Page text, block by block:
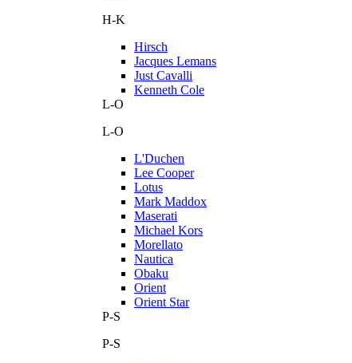
H-K
Hirsch
Jacques Lemans
Just Cavalli
Kenneth Cole
L-O
L-O
L'Duchen
Lee Cooper
Lotus
Mark Maddox
Maserati
Michael Kors
Morellato
Nautica
Obaku
Orient
Orient Star
P-S
P-S